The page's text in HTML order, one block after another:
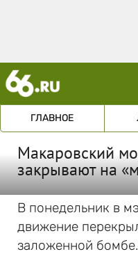
ГЛАВНОЕ
Макаровский
закрывают на
В понедельник в
движение
заложенной